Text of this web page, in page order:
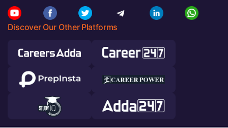
Discover Our Other Platforms